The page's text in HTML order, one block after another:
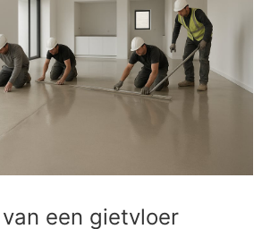
een gietvloer